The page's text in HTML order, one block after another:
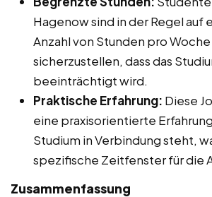
Hagenow sind in der Regel
Anzahl von Stunden pro
sicherzustellen, dass das
beeinträchtigt wird.
Praktische Erfahrung: Diese
eine praxisorientierte
Studium in Verbindung steht,
spezifische Zeitfenster für die
Zusammenfassung